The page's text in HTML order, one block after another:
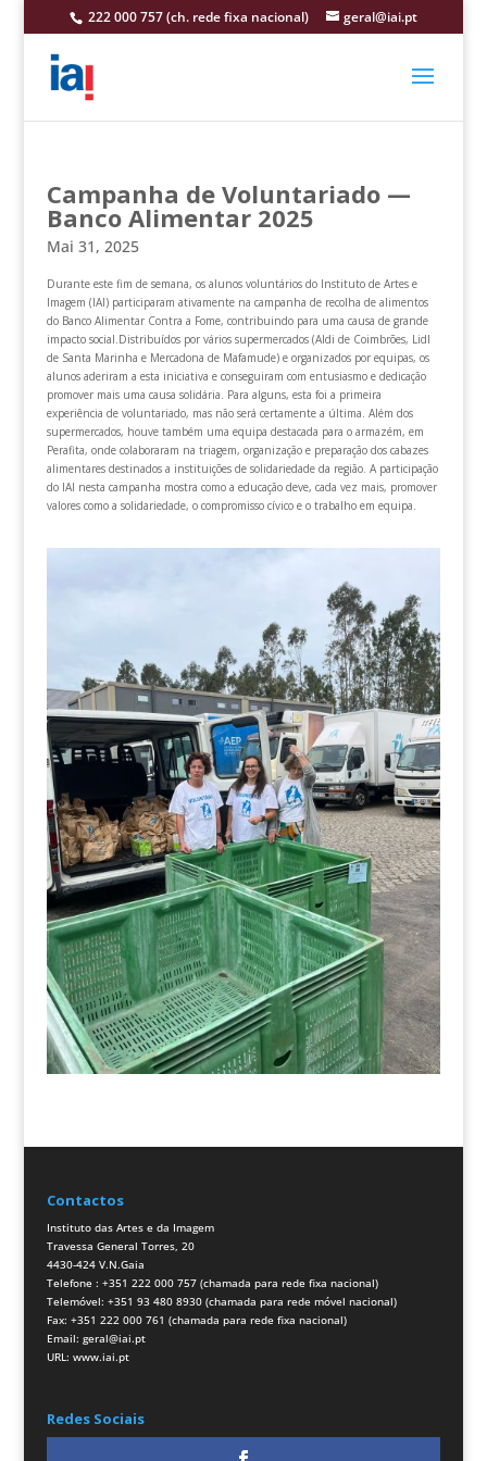
222 000 757 (ch. rede fixa nacional) geral@iai.pt
Campanha de Voluntariado —
Banco Alimentar 2025
Mai 31, 2025
Durante este fim de semana, os alunos voluntários do Instituto de Artes e
Imagem (IAI) participaram ativamente na campanha de recolha de alimentos
do Banco Alimentar Contra a Fome, contribuindo para uma causa de grande
impacto social.Distribuídos por vários supermercados (Aldi de Coimbrões, Lidl
de Santa Marinha e Mercadona de Mafamude) e organizados por equipas, os
alunos aderiram a esta iniciativa e conseguiram com entusiasmo e dedicação
promover mais uma causa solidária. Para alguns, esta foi a primeira
experiência de voluntariado, mas não será certamente a última. Além dos
supermercados, houve também uma equipa destacada para o armazém, em
Perafita, onde colaboraram na triagem, organização e preparação dos cabazes
alimentares destinados a instituições de solidariedade da região. A participação
do IAI nesta campanha mostra como a educação deve, cada vez mais, promover
valores como a solidariedade, o compromisso cívico e o trabalho em equipa.
Contactos
Instituto das Artes e da Imagem
Travessa General Torres, 20
4430-424 V.N.Gaia
Telefone : +351 222 000 757 (chamada para rede fixa nacional)
Telemóvel: +351 93 480 8930 (chamada para rede móvel nacional)
Fax: +351 222 000 761 (chamada para rede fixa nacional)
Email: geral@iai.pt
URL: www.iai.pt
Redes Sociais